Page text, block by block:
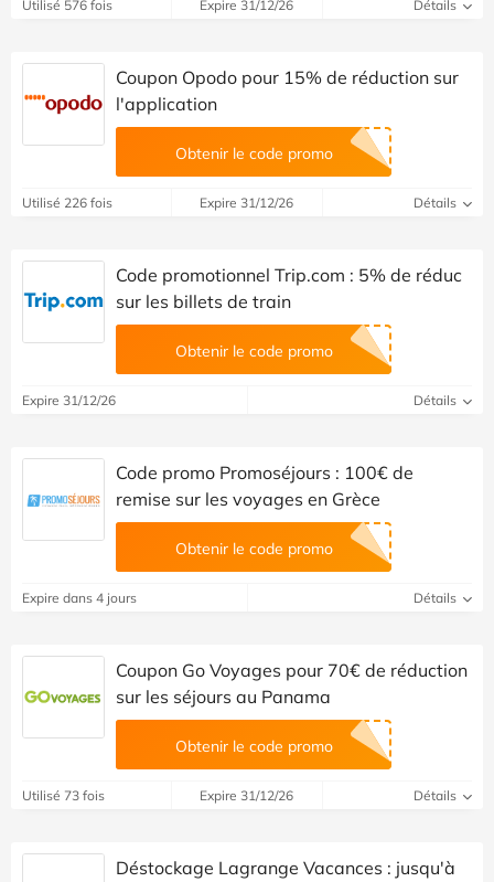
Utilisé 576 fois Expire 31/12/26 Détails
Coupon Opodo pour 15% de réduction sur
l'application
Obtenir le code promo
Utilisé 226 fois Expire 31/12/26 Détails
Code promotionnel Trip.com : 5% de réduc
sur les billets de train
Obtenir le code promo
Expire 31/12/26 Détails
Code promo Promoséjours : 100€ de
remise sur les voyages en Grèce
Obtenir le code promo
Expire dans 4 jours Détails
Coupon Go Voyages pour 70€ de réduction
sur les séjours au Panama
Obtenir le code promo
Utilisé 73 fois Expire 31/12/26 Détails
Déstockage Lagrange Vacances : jusqu'à